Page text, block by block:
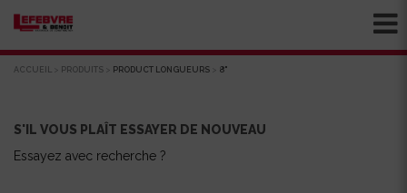
ACCUEIL > PRODUITS > PRODUCT LONGUEURS > 8"
S'IL VOUS PLAÎT ESSAYER DE NOUVEAU
Essayez avec recherche ?